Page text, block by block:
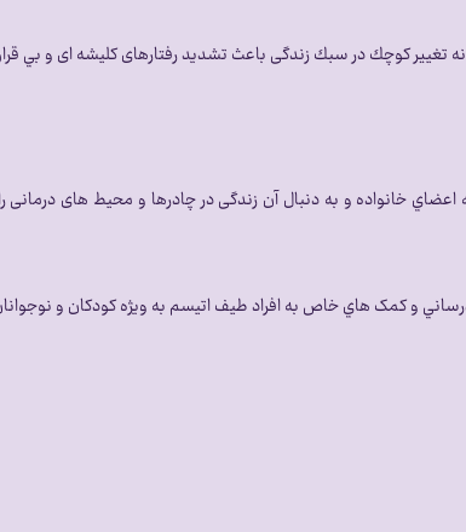
كوچك در سبك زندگی باعث تشدید رفتارهای کلیشه ای و بي
خانواده و به دنبال آن زندگی در چادرها و محیط های
و کمک هاي خاص به افراد طیف اتیسم به ويژه كودكان و